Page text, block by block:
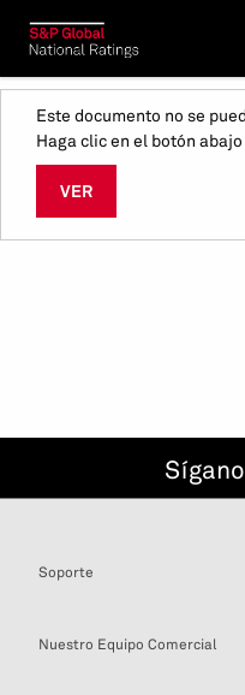
Este documento no se
Haga clic en el botón
VER
Soporte
Nuestro Equipo Comercial